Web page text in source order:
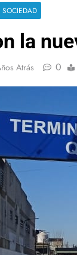
SOCIEDAD
la
Atrás 0